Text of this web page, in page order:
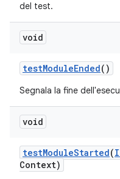
del test.
void
testModuleEnded()
Segnala la fine
void
testModuleStarted(
Context)